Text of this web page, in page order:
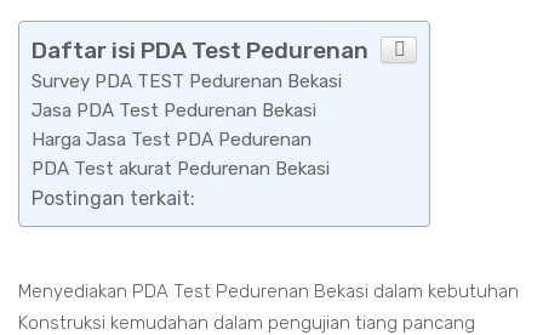
Daftar isi PDA Test Pedurenan
Survey PDA TEST Pedurenan Bekasi
Jasa PDA Test Pedurenan Bekasi
Harga Jasa Test PDA Pedurenan
PDA Test akurat Pedurenan Bekasi
Postingan terkait:
Menyediakan PDA Test Pedurenan Bekasi dalam kebutuhan
Konstruksi kemudahan dalam pengujian tiang pancang